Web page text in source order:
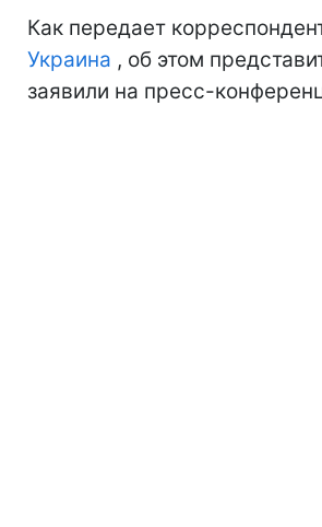
Как передает
Украина , об этом
заявили на пресс-